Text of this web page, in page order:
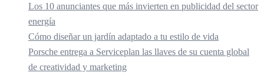
Los 10 anunciantes que más invierten en publicidad del sector
energía
Cómo diseñar un jardín adaptado a tu estilo de vida
Porsche entrega a Serviceplan las llaves de su cuenta global
de creatividad y marketing